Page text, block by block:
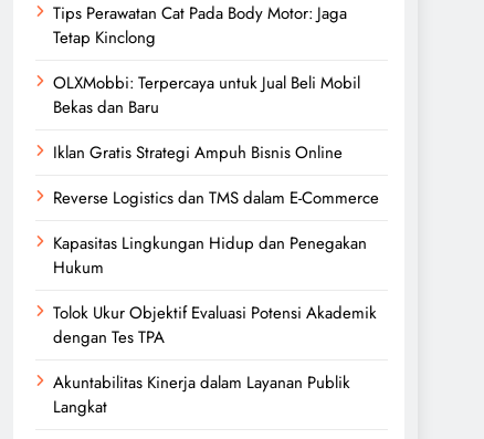
Tips Perawatan Cat Pada Body Motor: Jaga
Tetap Kinclong
OLXMobbi: Terpercaya untuk Jual Beli Mobil
Bekas dan Baru
Iklan Gratis Strategi Ampuh Bisnis Online
Reverse Logistics dan TMS dalam E-Commerce
Kapasitas Lingkungan Hidup dan Penegakan
Hukum
Tolok Ukur Objektif Evaluasi Potensi Akademik
dengan Tes TPA
Akuntabilitas Kinerja dalam Layanan Publik
Langkat